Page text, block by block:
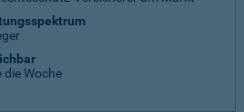
die Woche